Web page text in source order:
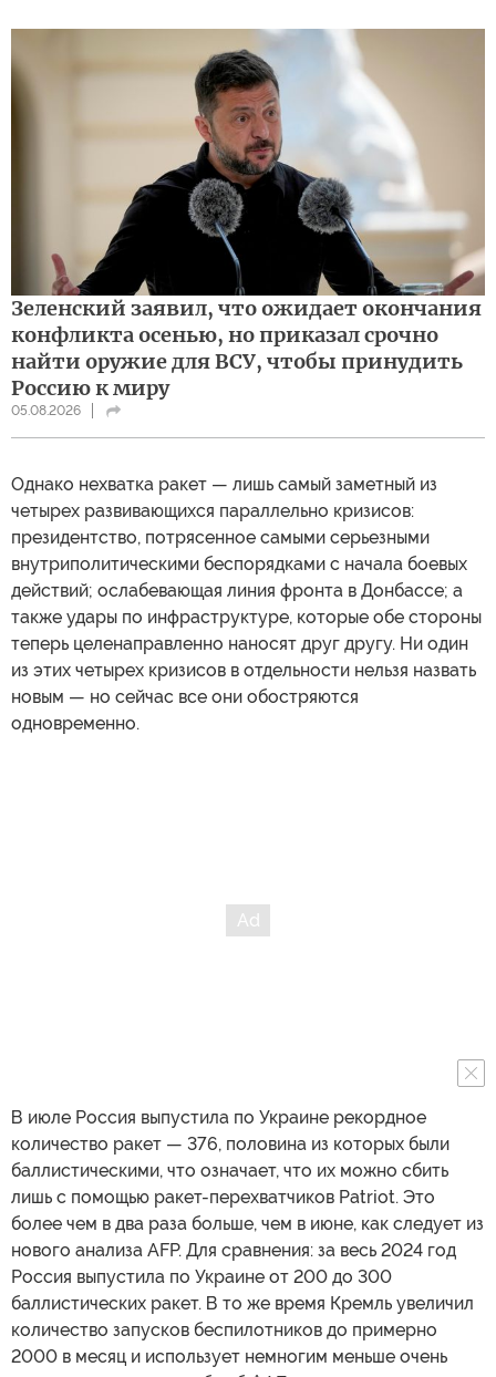
Зеленский заявил, что ожидает окончания
конфликта осенью, но приказал срочно
найти оружие для ВСУ, чтобы принудить
Россию к миру
05.08.2026
Однако нехватка ракет — лишь самый заметный из
четырех развивающихся параллельно кризисов:
президентство, потрясенное самыми серьезными
внутриполитическими беспорядками с начала боевых
действий; ослабевающая линия фронта в Донбассе; а
также удары по инфраструктуре, которые обе стороны
теперь целенаправленно наносят друг другу. Ни один
из этих четырех кризисов в отдельности нельзя назвать
новым — но сейчас все они обостряются
одновременно.
В июле Россия выпустила по Украине рекордное
количество ракет — 376, половина из которых были
баллистическими, что означает, что их можно сбить
лишь с помощью ракет-перехватчиков Patriot. Это
более чем в два раза больше, чем в июне, как следует из
нового анализа AFP. Для сравнения: за весь 2024 год
Россия выпустила по Украине от 200 до 300
баллистических ракет. В то же время Кремль увеличил
количество запусков беспилотников до примерно
2000 в месяц и использует немногим меньше очень